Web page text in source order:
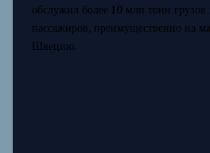
обслужил более 10 млн тонн
пассажиров, преимущественно на
Швецию.